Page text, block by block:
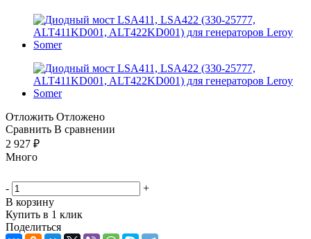
Отложить Отложено
Сравнить В сравнении
2 927 ₽
Много
-
+
В корзину
Купить в 1 клик
Поделиться